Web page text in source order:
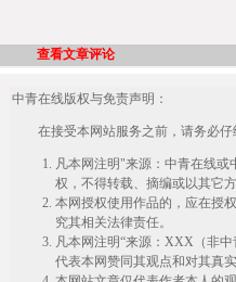
查看文章评论
中青在线版权与免责声明：
在接受本网站服务之前，请务必仔
凡本网注明"来源：中青在线
权，不得转载、摘编或以其它
本网授权使用作品的，应在授
究其相关法律责任。
凡本网注明“来源：XXX（非
代表本网赞同其观点和对其真